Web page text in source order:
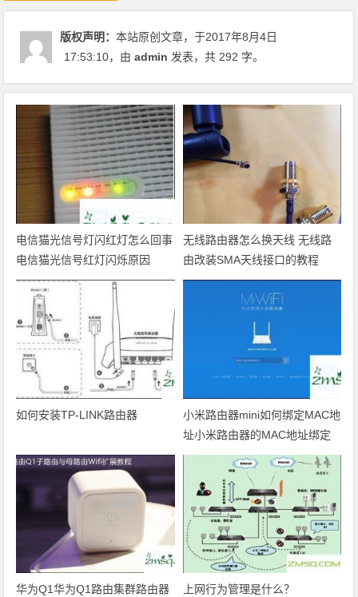
版权声明：本站原创文章，于2017年8月4日
17:53:10，由admin 发表，共 292 字。
电信猫光信号灯闪红灯怎么回事
电信猫光信号红灯闪烁原因
无线路由器怎么换天线 无线路
由改装SMA天线接口的教程
如何安装TP-LINK路由器
小米路由器mini如何绑定MAC地
址小米路由器的MAC地址绑定
的方法
华为Q1华为Q1路由集群路由器
上网行为管理是什么？